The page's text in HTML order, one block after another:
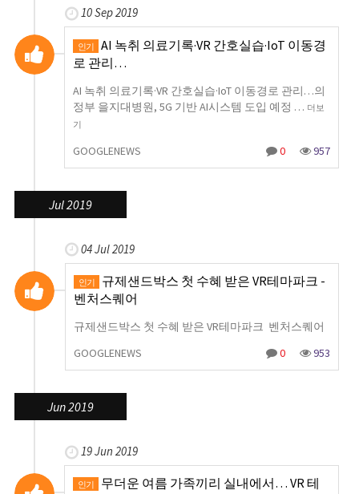
10 Sep 2019
인기
AI 녹취 의료기록·VR 간호실습·IoT 이동경
로 관리…
AI 녹취 의료기록·VR 간호실습·IoT 이동경로 관리…의
정부 을지대병원, 5G 기반 AI시스템 도입 예정 … 더보
기
GOOGLENEWS 0 957
Jul 2019
04 Jul 2019
인기
규제샌드박스 첫 수혜 받은 VR테마파크 -
벤처스퀘어
규제샌드박스 첫 수혜 받은 VR테마파크 벤처스퀘어
GOOGLENEWS
0 953
Jun 2019
19 Jun 2019
인기
무더운 여름 가족끼리 실내에서… VR 테